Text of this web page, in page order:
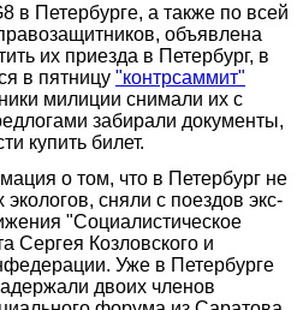
в Петербурге, а также по всей
объявлена
их приезда в Петербург, в
в пятницу "контрсаммит"
милиции снимали их с
забирали документы,
купить билет.
о том, что в Петербург не
экологов, сняли с поездов экс-
"Социалистическое
Сергея Козловского и
Уже в Петербурге
двоих членов